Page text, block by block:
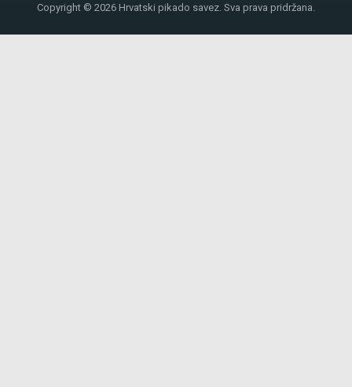
Copyright © 2026 Hrvatski pikado savez. Sva prava pridržana.